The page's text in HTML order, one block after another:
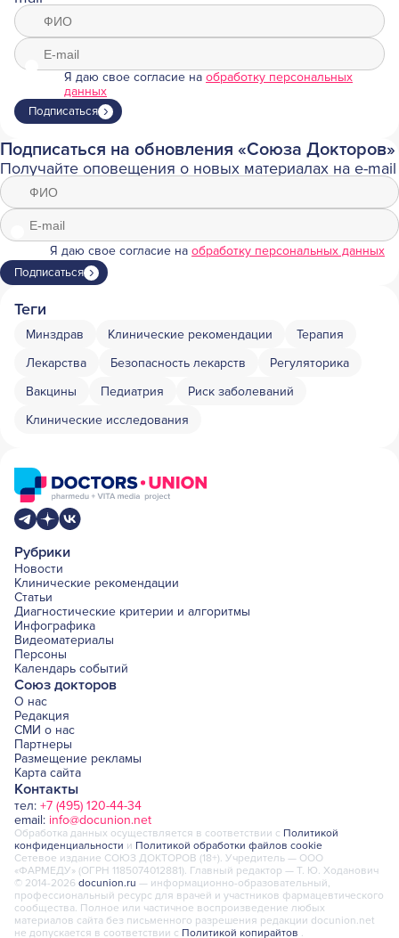
Я даю свое согласие на обработку персональных
данных
Подписаться
Подписаться на обновления «Союза Докторов»
Получайте оповещения о новых материалах на e-mail
Я даю свое согласие на обработку персональных данных
Подписаться
Теги
Минздрав Клинические рекомендации
Терапия
Лекарства
Безопасность лекарств
Регуляторика
Вакцины
Педиатрия
Риск заболеваний
Клинические исследования
Рубрики
Новости
Клинические рекомендации
Статьи
Диагностические критерии и алгоритмы
Инфографика
Видеоматериалы
Персоны
Календарь событий
Союз докторов
О нас
Редакция
СМИ о нас
Партнеры
Размещение рекламы
Карта сайта
Контакты
тел: +7 (495) 120-44-34
email: info@docunion.net
Обработка данных осуществляется в соответствии с Политикой
конфиденциальности и Политикой обработки файлов cookie
Сетевое издание СОЮЗ ДОКТОРОВ (18+). Учредитель — ООО
«ФАРМЕДУ» (ОГРН 1185074012881). Главный редактор — Т. Ю. Ходанович
© 2014-2026 docunion.ru — информационно-образовательный,
профессиональный ресурс для врачей и участников фармацевтического
сообщества. Полное или частичное воспроизведение любых
материалов сайта без письменного разрешения редакции docunion.net
не допускается в соответствии с Политикой копирайтов .